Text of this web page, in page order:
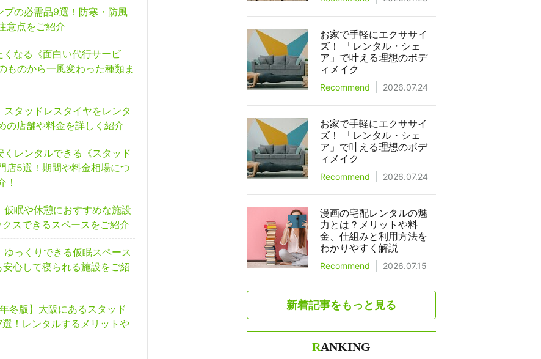
の必需品9選！防寒・防風
意点をご紹介
なる《面白い代行サービ
ものから一風変わった種類ま
タッドレスタイヤをレンタ
の店舗や料金を詳しく紹介
レンタルできる《スタッド
店5選！期間や料金相場につ
！
眠や休憩におすすめな施設
スできるスペースをご紹介
っくりできる仮眠スペース
心して寝られる施設をご紹
版】大阪にあるスタッド
！レンタルするメリットや
お家で手軽にエクササイ
ズ！ 「レンタル・シェ
ア」で叶える理想のボデ
ィメイク
Recommend 2026.07.24
お家で手軽にエクササイ
ズ！ 「レンタル・シェ
ア」で叶える理想のボデ
ィメイク
Recommend 2026.07.24
漫画の宅配レンタルの魅
力とは？メリットや料
金、仕組みと利用方法を
わかりやすく解説
Recommend 2026.07.15
新着記事をもっと見る
RANKING